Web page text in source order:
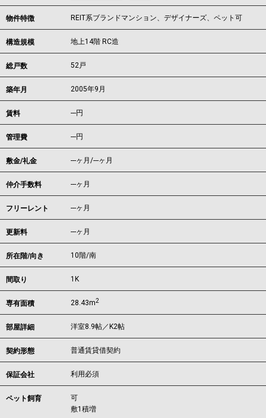
物件特徴 REIT系ブランドマンション、デザイナーズ、ペット可
構造規模 地上14階 RC造
総戸数 52戸
築年月 2005年9月
賃料 ---円
管理費 ---円
敷金/礼金 ---ヶ月/---ヶ月
仲介手数料 ---ヶ月
フリーレント ---ヶ月
更新料 ---ヶ月
所在階/向き 10階/南
間取り 1K
専有面積 28.43m2
部屋詳細 洋室8.9帖／K2帖
契約形態 普通賃貸借契約
保証会社 利用必須
ペット飼育
可
敷1積増